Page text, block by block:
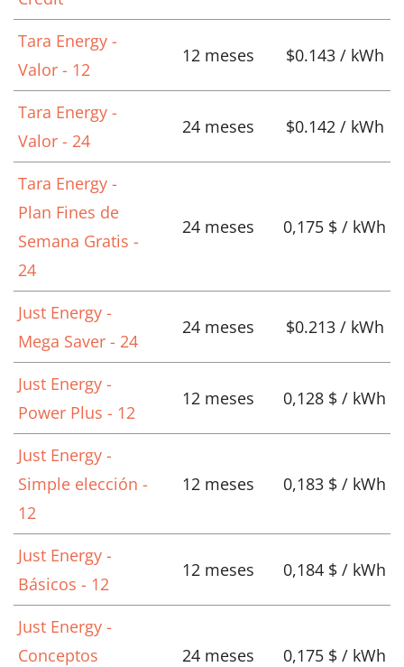
Tara Energy -
Valor - 12
12 meses $0.143 / kWh
Tara Energy -
Valor - 24
24 meses $0.142 / kWh
Tara Energy -
Plan Fines de
Semana Gratis -
24
24 meses 0,175 $ / kWh
Just Energy -
Mega Saver - 24
24 meses $0.213 / kWh
Just Energy -
Power Plus - 12
12 meses 0,128 $ / kWh
Just Energy -
Simple elección -
12
12 meses 0,183 $ / kWh
Just Energy -
Básicos - 12
12 meses 0,184 $ / kWh
Just Energy -
Conceptos
24 meses 0,175 $ / kWh